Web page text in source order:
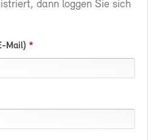
dann loggen Sie sich
Mail)